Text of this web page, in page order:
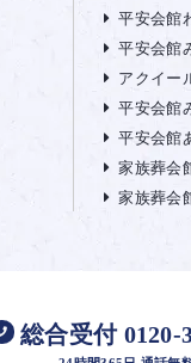
平安会館
平安会館
アクイー
平安会館
平安会館
家族葬会
家族葬会
総合受付 0120-